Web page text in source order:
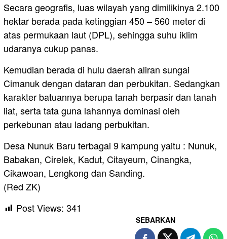
Secara geografis, luas wilayah yang dimilikinya 2.100
hektar berada pada ketinggian 450 – 560 meter di
atas permukaan laut (DPL), sehingga suhu iklim
udaranya cukup panas.
Kemudian berada di hulu daerah aliran sungai
Cimanuk dengan dataran dan perbukitan. Sedangkan
karakter batuannya berupa tanah berpasir dan tanah
liat, serta tata guna lahannya dominasi oleh
perkebunan atau ladang perbukitan.
Desa Nunuk Baru terbagai 9 kampung yaitu : Nunuk,
Babakan, Cirelek, Kadut, Citayeum, Cinangka,
Cikawoan, Lengkong dan Sanding.
(Red ZK)
Post Views: 341
SEBARKAN